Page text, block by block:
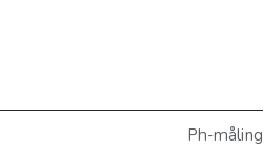
Ph-måling